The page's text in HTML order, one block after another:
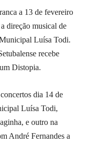
a 13 de fevereiro
direção musical de
Luísa Todi.
recebe
Distopia.
dia 14 de
Luísa Todi,
e outro na
André Fernandes a